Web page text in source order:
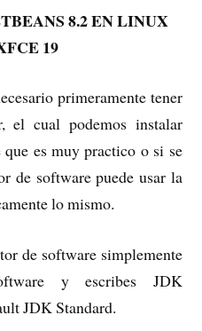
8.2 EN LINUX
19
primeramente tener
el cual podemos instalar
es muy practico o si se
de software puede usar la
lo mismo.
de software simplemente
y escribes JDK
JDK Standard.